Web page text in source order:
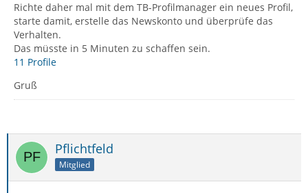
Richte daher mal mit dem TB-Profilmanager ein neues Profil,
starte damit, erstelle das Newskonto und überprüfe das
Verhalten.
Das müsste in 5 Minuten zu schaffen sein.
11 Profile
Gruß
Pflichtfeld
Mitglied